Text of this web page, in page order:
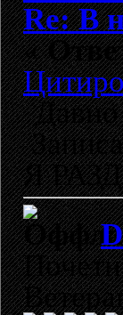
Re: В
«
Давно
Я